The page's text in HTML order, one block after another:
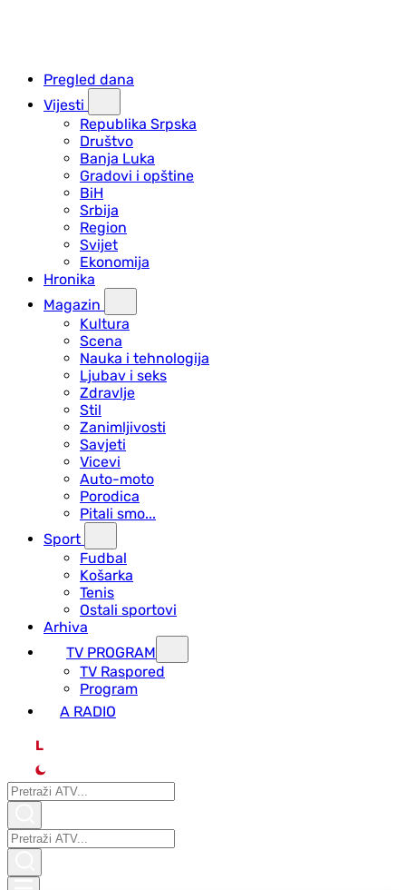
Pregled dana
Vijesti
Republika Srpska
Društvo
Banja Luka
Gradovi i opštine
BiH
Srbija
Region
Svijet
Ekonomija
Hronika
Magazin
Kultura
Scena
Nauka i tehnologija
Ljubav i seks
Zdravlje
Stil
Zanimljivosti
Savjeti
Vicevi
Auto-moto
Porodica
Pitali smo...
Sport
Fudbal
Košarka
Tenis
Ostali sportovi
Arhiva
TV PROGRAM
ТV Raspored
Program
A RADIO
L